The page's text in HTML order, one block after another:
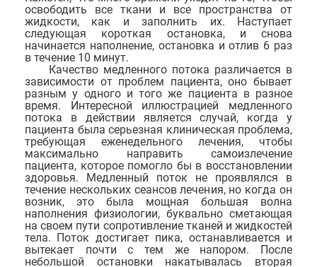
освободить все ткани и все пространства от
жидкости, как и заполнить их. Наступает
следующая короткая остановка, и снова
начинается наполнение, остановка и отлив 6 раз
в течение 10 минут.
Качество медленного потока различается в
зависимости от проблем пациента, оно бывает
разным у одного и того же пациента в разное
время. Интересной иллюстрацией медленного
потока в действии является случай, когда у
пациента была серьезная клиническая проблема,
требующая еженедельного лечения, чтобы
максимально направить самоизлечение
пациента, которое помогло бы в восстановлении
здоровья. Медленный поток не проявлялся в
течение нескольких сеансов лечения, но когда он
возник, это была мощная большая волна
наполнения физиологии, буквально сметающая
на своем пути сопротивление тканей и жидкостей
тела. Поток достигает пика, останавливается и
вытекает почти с тем же напором. После
небольшой остановки накатывалась вторая